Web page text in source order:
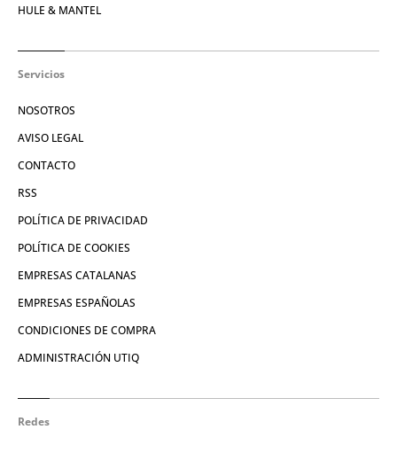
HULE & MANTEL
Servicios
NOSOTROS
AVISO LEGAL
CONTACTO
RSS
POLÍTICA DE PRIVACIDAD
POLÍTICA DE COOKIES
EMPRESAS CATALANAS
EMPRESAS ESPAÑOLAS
CONDICIONES DE COMPRA
ADMINISTRACIÓN UTIQ
Redes